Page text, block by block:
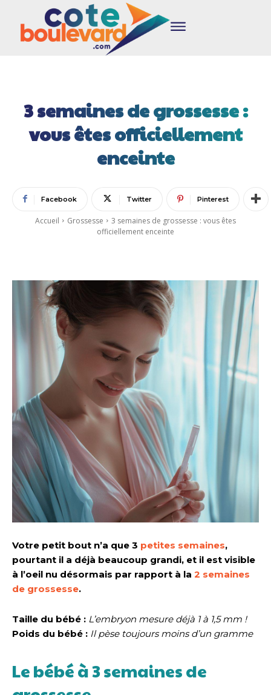
3 semaines de grossesse :
vous êtes officiellement
enceinte
Facebook Twitter Pinterest
Accueil Grossesse
3 semaines de grossesse : vous êtes
officiellement enceinte
Votre petit bout n’a que 3 petites semaines,
pourtant il a déjà beaucoup grandi, et il est visible
à l’oeil nu désormais par rapport à la 2 semaines
de grossesse.
Taille du bébé : L’embryon mesure déjà 1 à 1,5 mm !
Poids du bébé : Il pèse toujours moins d’un gramme
Le bébé à 3 semaines de